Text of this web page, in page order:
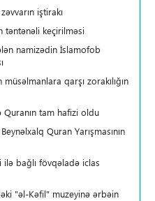
iştirakı
təntənəli keçirilməsi
namizədin İslamofob
qarşı zorakılığın
tam hafizi oldu
Quran Yarışmasının
bağlı fövqəladə iclas
"əl-Kəfil" muzeyinə ərbəin